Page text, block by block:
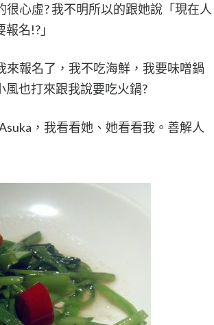
心虛? 我不明所以的跟她說「現在人
名!?」
來報名了，我不吃海鮮，我要味噌鍋
也打來跟我說要吃火鍋?
，我看看她、她看看我。善解人